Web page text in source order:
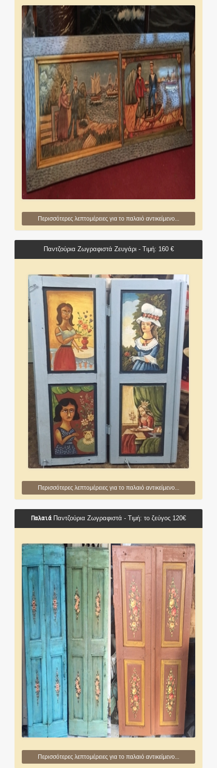
Περισσότερες λεπτομέρειες για το παλαιό αντικείμενο...
Παντζούρια Ζωγραφιστά Ζευγάρι - Τιμή: 160 €
Περισσότερες λεπτομέρειες για το παλαιό αντικείμενο...
ΠαλαιάΠαντζούρια Ζωγραφιστά - Τιμή: το ζεύγος 120€
Περισσότερες λεπτομέρειες για το παλαιό αντικείμενο...